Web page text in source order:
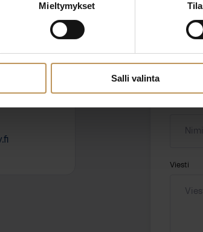
Mieltymykset
Salli valinta
Viesti